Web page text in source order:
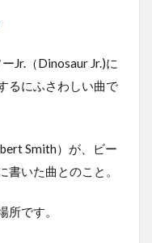
Jr.（Dinosaur Jr.)に
るにふさわしい曲で
Smith）が、ビー
いた曲とのこと。
です。